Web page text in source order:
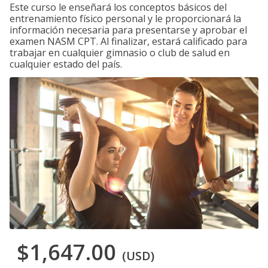
Este curso le enseñará los conceptos básicos del
entrenamiento físico personal y le proporcionará la
información necesaria para presentarse y aprobar el
examen NASM CPT. Al finalizar, estará calificado para
trabajar en cualquier gimnasio o club de salud en
cualquier estado del país.
$1,647.00 (USD)